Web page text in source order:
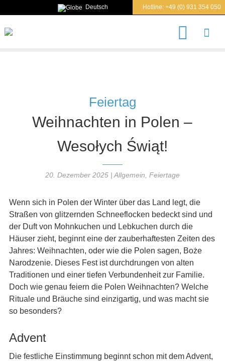
Hotline: +49 (0) 931 354 050
Deutsch
Feiertag
Weihnachten in Polen –
Wesołych Świąt!
20. Dezember 2025| Allgemein Feiertage
Wenn sich in Polen der Winter über das Land legt, die
Straßen von glitzernden Schneeflocken bedeckt sind und
der Duft von Mohnkuchen und Lebkuchen durch die
Häuser zieht, beginnt eine der zauberhaftesten Zeiten des
Jahres: Weihnachten, oder wie die Polen sagen, Boże
Narodzenie. Dieses Fest ist durchdrungen von alten
Traditionen und einer tiefen Verbundenheit zur Familie.
Doch wie genau feiern die Polen Weihnachten? Welche
Rituale und Bräuche sind einzigartig, und was macht sie
so besonders?
Advent
Die festliche Einstimmung beginnt schon mit dem Advent,